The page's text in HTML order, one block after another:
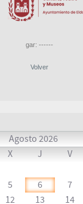
gar: ------
Volver
Agosto 2026
X J V
5 6 7
12 13 14